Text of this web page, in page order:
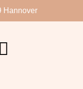
Hannover